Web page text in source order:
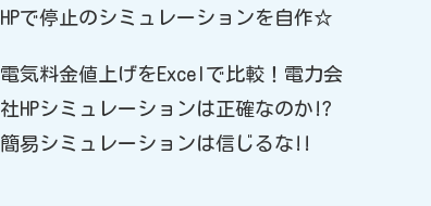
HPで停止のシミュレーションを自作☆
電気料金値上げをExcelで比較！電力会
社HPシミュレーションは正確なのか!?
簡易シミュレーションは信じるな!!